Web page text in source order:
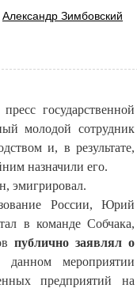
Александр Зимбовский
государственной
молодой сотрудник
и, в результате,
назначили его.
эмигрировал.
России, Юрий
в команде Собчака,
публично заявлял о
данном мероприятии
предприятий на